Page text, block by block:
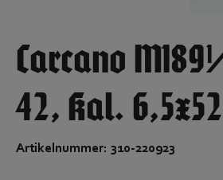
Carcano M1891/
42, Kal.
Artikelnummer: 310-220923